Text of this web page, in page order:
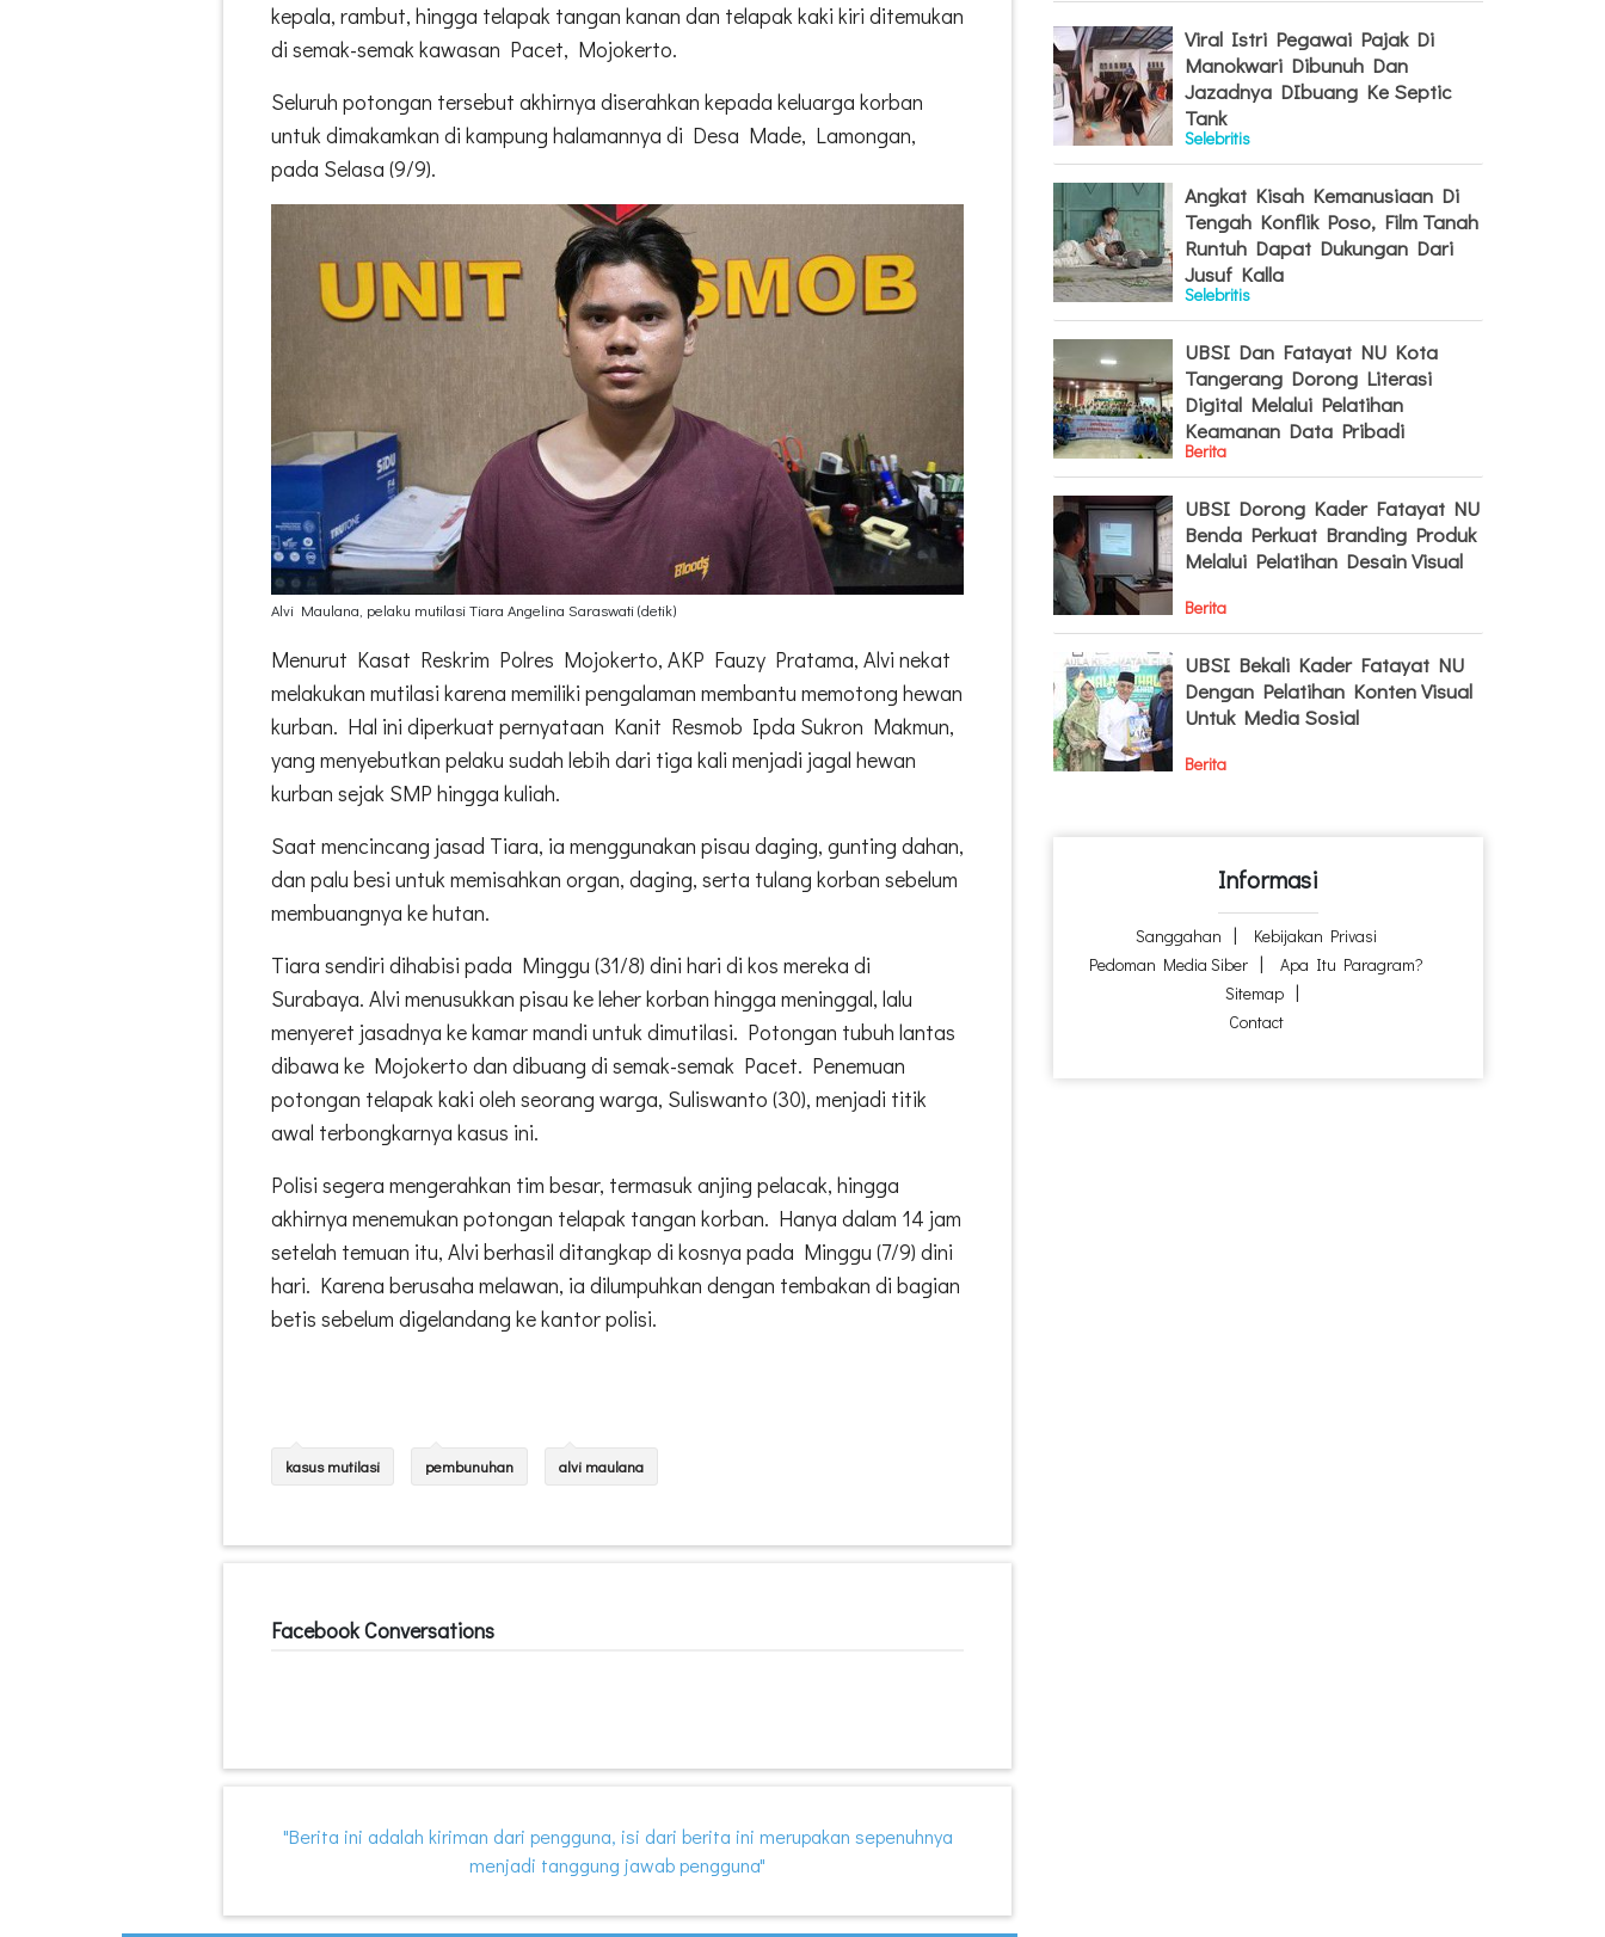
kepala, rambut, hingga telapak tangan kanan dan telapak kaki kiri ditemukan
di semak-semak kawasan Pacet, Mojokerto.
Seluruh potongan tersebut akhirnya diserahkan kepada keluarga korban
untuk dimakamkan di kampung halamannya di Desa Made, Lamongan,
pada Selasa (9/9).
Alvi Maulana, pelaku mutilasi Tiara Angelina Saraswati (detik)
Menurut Kasat Reskrim Polres Mojokerto, AKP Fauzy Pratama, Alvi nekat
melakukan mutilasi karena memiliki pengalaman membantu memotong hewan
kurban. Hal ini diperkuat pernyataan Kanit Resmob Ipda Sukron Makmun,
yang menyebutkan pelaku sudah lebih dari tiga kali menjadi jagal hewan
kurban sejak SMP hingga kuliah.
Saat mencincang jasad Tiara, ia menggunakan pisau daging, gunting dahan,
dan palu besi untuk memisahkan organ, daging, serta tulang korban sebelum
membuangnya ke hutan.
Tiara sendiri dihabisi pada Minggu (31/8) dini hari di kos mereka di
Surabaya. Alvi menusukkan pisau ke leher korban hingga meninggal, lalu
menyeret jasadnya ke kamar mandi untuk dimutilasi. Potongan tubuh lantas
dibawa ke Mojokerto dan dibuang di semak-semak Pacet. Penemuan
potongan telapak kaki oleh seorang warga, Suliswanto (30), menjadi titik
awal terbongkarnya kasus ini.
Polisi segera mengerahkan tim besar, termasuk anjing pelacak, hingga
akhirnya menemukan potongan telapak tangan korban. Hanya dalam 14 jam
setelah temuan itu, Alvi berhasil ditangkap di kosnya pada Minggu (7/9) dini
hari. Karena berusaha melawan, ia dilumpuhkan dengan tembakan di bagian
betis sebelum digelandang ke kantor polisi.
kasus mutilasi pembunuhan alvi maulana
Facebook Conversations
"Berita ini adalah kiriman dari pengguna, isi dari berita ini merupakan sepenuhnya
menjadi tanggung jawab pengguna"
Viral Istri Pegawai Pajak Di
Manokwari Dibunuh Dan
Jazadnya DIbuang Ke Septic
Tank
Selebritis
Angkat Kisah Kemanusiaan Di
Tengah Konflik Poso, Film Tanah
Runtuh Dapat Dukungan Dari
Jusuf Kalla
Selebritis
UBSI Dan Fatayat NU Kota
Tangerang Dorong Literasi
Digital Melalui Pelatihan
Keamanan Data Pribadi
Berita
UBSI Dorong Kader Fatayat NU
Benda Perkuat Branding Produk
Melalui Pelatihan Desain Visual
Berita
UBSI Bekali Kader Fatayat NU
Dengan Pelatihan Konten Visual
Untuk Media Sosial
Berita
Informasi
Sanggahan
Kebijakan Privasi
Pedoman Media Siber
Apa Itu Paragram?
Sitemap
Contact